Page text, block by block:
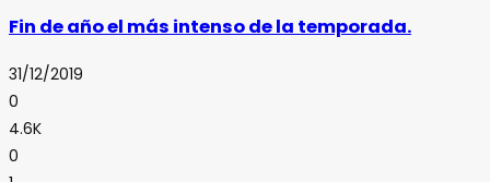
Fin de año el más intenso de la temporada.
31/12/2019
0
4.6K
0